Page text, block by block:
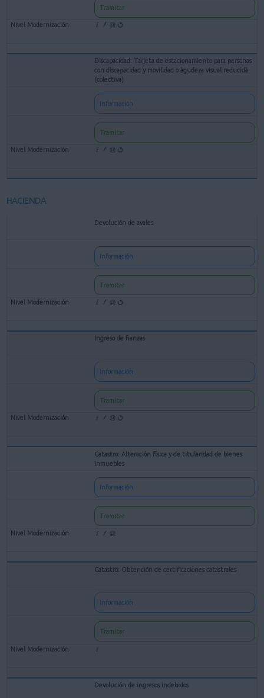
Tramitar
Discapacidad: Tarjeta de estacionamiento para personas
con discapacidad y movilidad o agudeza visual reducida
(colectiva)
Información
Tramitar
HACIENDA
Devolución de avales
Información
Tramitar
Ingreso de fianzas
Información
Tramitar
Catastro: Alteración física y de titularidad de bienes
inmuebles
Información
Tramitar
Catastro: Obtención de certificaciones catastrales
Información
Tramitar
Devolución de ingresos indebidos